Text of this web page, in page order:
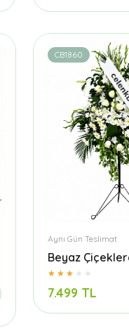
CB1860
Aynı Gün Teslimat
Beyaz
7.499 TL